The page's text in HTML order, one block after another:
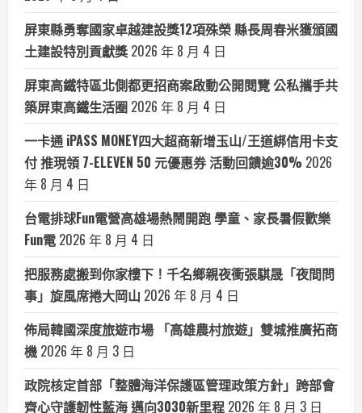
屏東縣勇奪國家卓越建設獎12項殊榮 縣長周春米獲頒國
土建設特別貢獻獎 2026 年 8 月 4 日
屏東高鐵特區北側都更招商案啟動公開閱覽 公私攜手共
築屏東高鐵生活圈 2026 年 8 月 4 日
一卡通 iPASS MONEY四大超商新增玉山/王道綁信用卡支
付 推現領 7-ELEVEN 50 元優惠券 活動回饋逾30% 2026
年 8 月 4 日
台電排球Fun電營高雄場熱鬧開跑 學童、家長暑假歡樂
Fun電 2026 年 8 月 4 日
把服務處搬到你家樓下！千名鄉親夜衝張騏晟「夜間問
事」旋風席捲大岡山 2026 年 8 月 4 日
佈局韓國深度旅遊市場 「高雄農村旅遊」雙城推廣拓商
機 2026 年 8 月 3 日
政院核定首部「整體海洋保護區管理政策方針」跨部會
齊心守護韌性藍海 邁向3030新里程 2026 年 8 月 3 日